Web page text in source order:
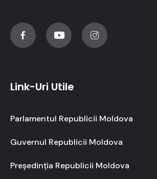
Link-Uri Utile
Parlamentul Republicii Moldova
Guvernul Republicii Moldova
Președinția Republicii Moldova